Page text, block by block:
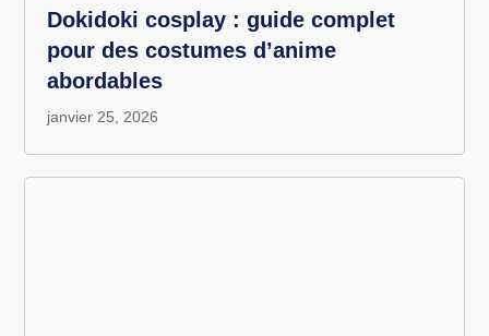
Dokidoki cosplay : guide complet
pour des costumes d’anime
abordables
janvier 25, 2026